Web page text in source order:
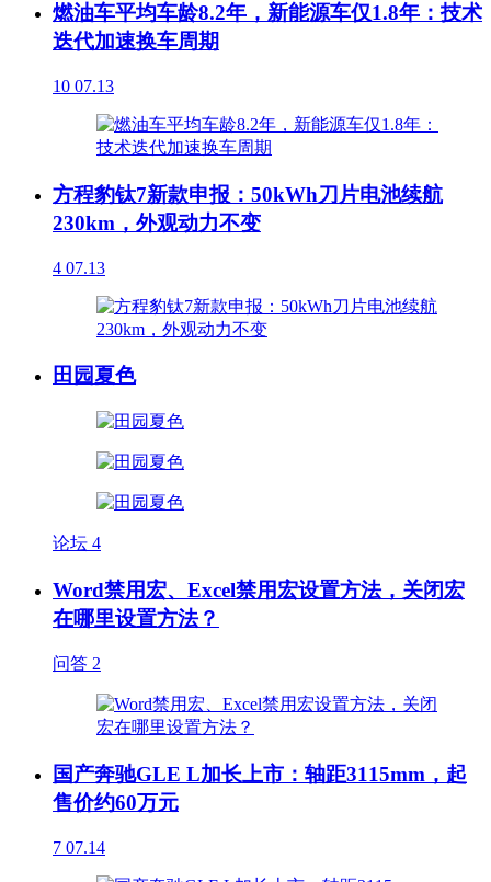
燃油车平均车龄8.2年，新能源车仅1.8年：技术
迭代加速换车周期
10 07.13
方程豹钛7新款申报：50kWh刀片电池续航
230km，外观动力不变
4 07.13
田园夏色
论坛 4
Word禁用宏、Excel禁用宏设置方法，关闭宏
在哪里设置方法？
问答 2
国产奔驰GLE L加长上市：轴距3115mm，起
售价约60万元
7 07.14